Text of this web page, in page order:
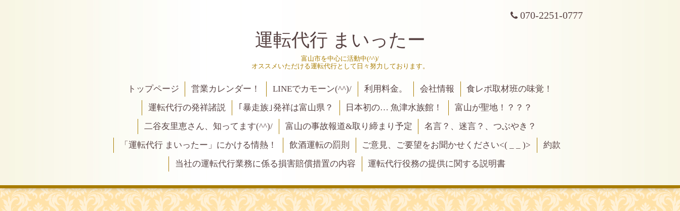
070-2251-0777
運転代行 まいったー
富山市を中心に活動中(^^)/
オススメいただける運転代行として日々努力しております。
トップページ 営業カレンダー！ LINEでカモーン(^^)/ 利用料金。 会社情報
食レポ取材班の味覚！
運転代行の発祥諸説
｢暴走族｣発祥は富山県？ 日本初の… 魚津水族館！
富山が聖地！？？？
二谷友里恵さん、知ってます(^^)/
富山の事故報道&取り締まり予定
名言？、迷言？、つぶやき？
「運転代行 まいったー」にかける情熱！
飲酒運転の罰則 ご意見、ご要望をお聞かせください<( _ _ )>
約款
当社の運転代行業務に係る損害賠償措置の内容
運転代行役務の提供に関する説明書